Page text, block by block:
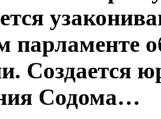
парламенте
Создается
Содома…